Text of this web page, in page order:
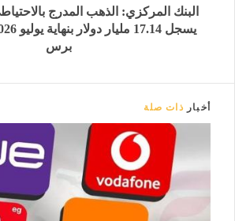
البنك المركزي: الذهب المدرج
برس
أخبار ذات صلة